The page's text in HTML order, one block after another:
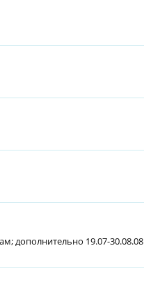
дополнительно 19.07-30.08.08